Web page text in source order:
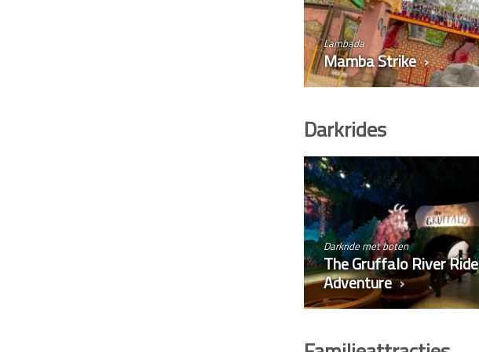
Lambada
Mamba Strike
Darkrides
Darkride met boten
The Gruffalo River Ride
Adventure